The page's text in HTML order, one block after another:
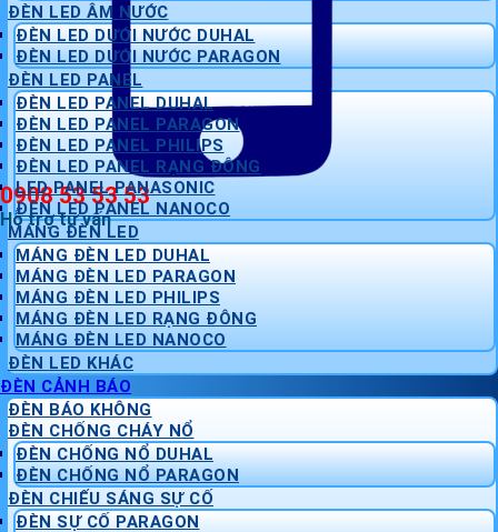
0908 53 53 53
Hỗ trợ tư vấn
ĐÈN LED ÂM NƯỚC
ĐÈN LED DƯỚI NƯỚC DUHAL
ĐÈN LED DƯỚI NƯỚC PARAGON
ĐÈN LED PANEL
ĐÈN LED PANEL DUHAL
ĐÈN LED PANEL PARAGON
ĐÈN LED PANEL PHILIPS
ĐÈN LED PANEL RẠNG ĐÔNG
LED PANEL PANASONIC
ĐÈN LED PANEL NANOCO
MÁNG ĐÈN LED
MÁNG ĐÈN LED DUHAL
MÁNG ĐÈN LED PARAGON
MÁNG ĐÈN LED PHILIPS
MÁNG ĐÈN LED RẠNG ĐÔNG
MÁNG ĐÈN LED NANOCO
ĐÈN LED KHÁC
ĐÈN CẢNH BÁO
ĐÈN BÁO KHÔNG
ĐÈN CHỐNG CHÁY NỔ
ĐÈN CHỐNG NỔ DUHAL
ĐÈN CHỐNG NỔ PARAGON
ĐÈN CHIẾU SÁNG SỰ CỐ
ĐÈN SỰ CỐ PARAGON